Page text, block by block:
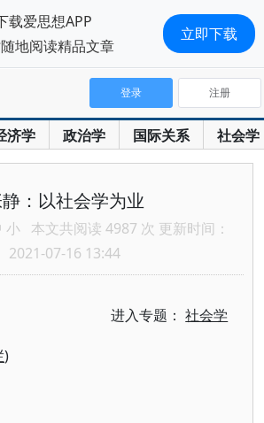
济学 政治学 国际关系 社会学
登录 注册
：以社会学为业
小 本文共阅读 4987 次 更新时间：
2021-07-16 13:44
进入专题：社会学
)
载爱思想APP
地阅读精品文章
立即下载